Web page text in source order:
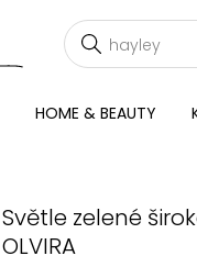
HOME & BEAUTY
Světle zelené
OLVIRA